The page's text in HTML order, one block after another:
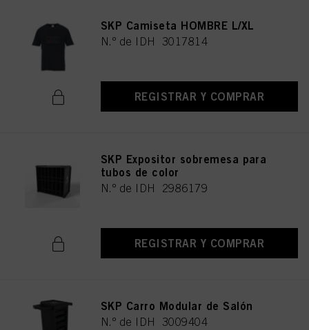
SKP Camiseta HOMBRE L/XL
N.º de IDH 3017814
REGISTRAR Y COMPRAR
SKP Expositor sobremesa para
tubos de color
N.º de IDH 2986179
REGISTRAR Y COMPRAR
SKP Carro Modular de Salón
N.º de IDH 3009404